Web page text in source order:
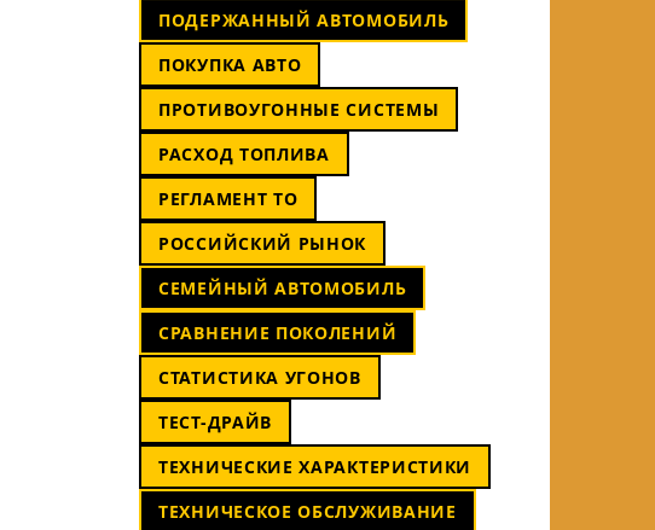
ПОДЕРЖАННЫЙ АВТОМОБИЛЬ
ПОКУПКА АВТО
ПРОТИВОУГОННЫЕ СИСТЕМЫ
РАСХОД ТОПЛИВА
РЕГЛАМЕНТ ТО
РОССИЙСКИЙ РЫНОК
СЕМЕЙНЫЙ АВТОМОБИЛЬ
СРАВНЕНИЕ ПОКОЛЕНИЙ
СТАТИСТИКА УГОНОВ
ТЕСТ-ДРАЙВ
ТЕХНИЧЕСКИЕ ХАРАКТЕРИСТИКИ
ТЕХНИЧЕСКОЕ ОБСЛУЖИВАНИЕ